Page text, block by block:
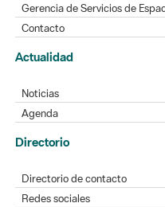
Gerencia de Servicios de
Contacto
Actualidad
Noticias
Agenda
Directorio
Directorio de contacto
Redes sociales